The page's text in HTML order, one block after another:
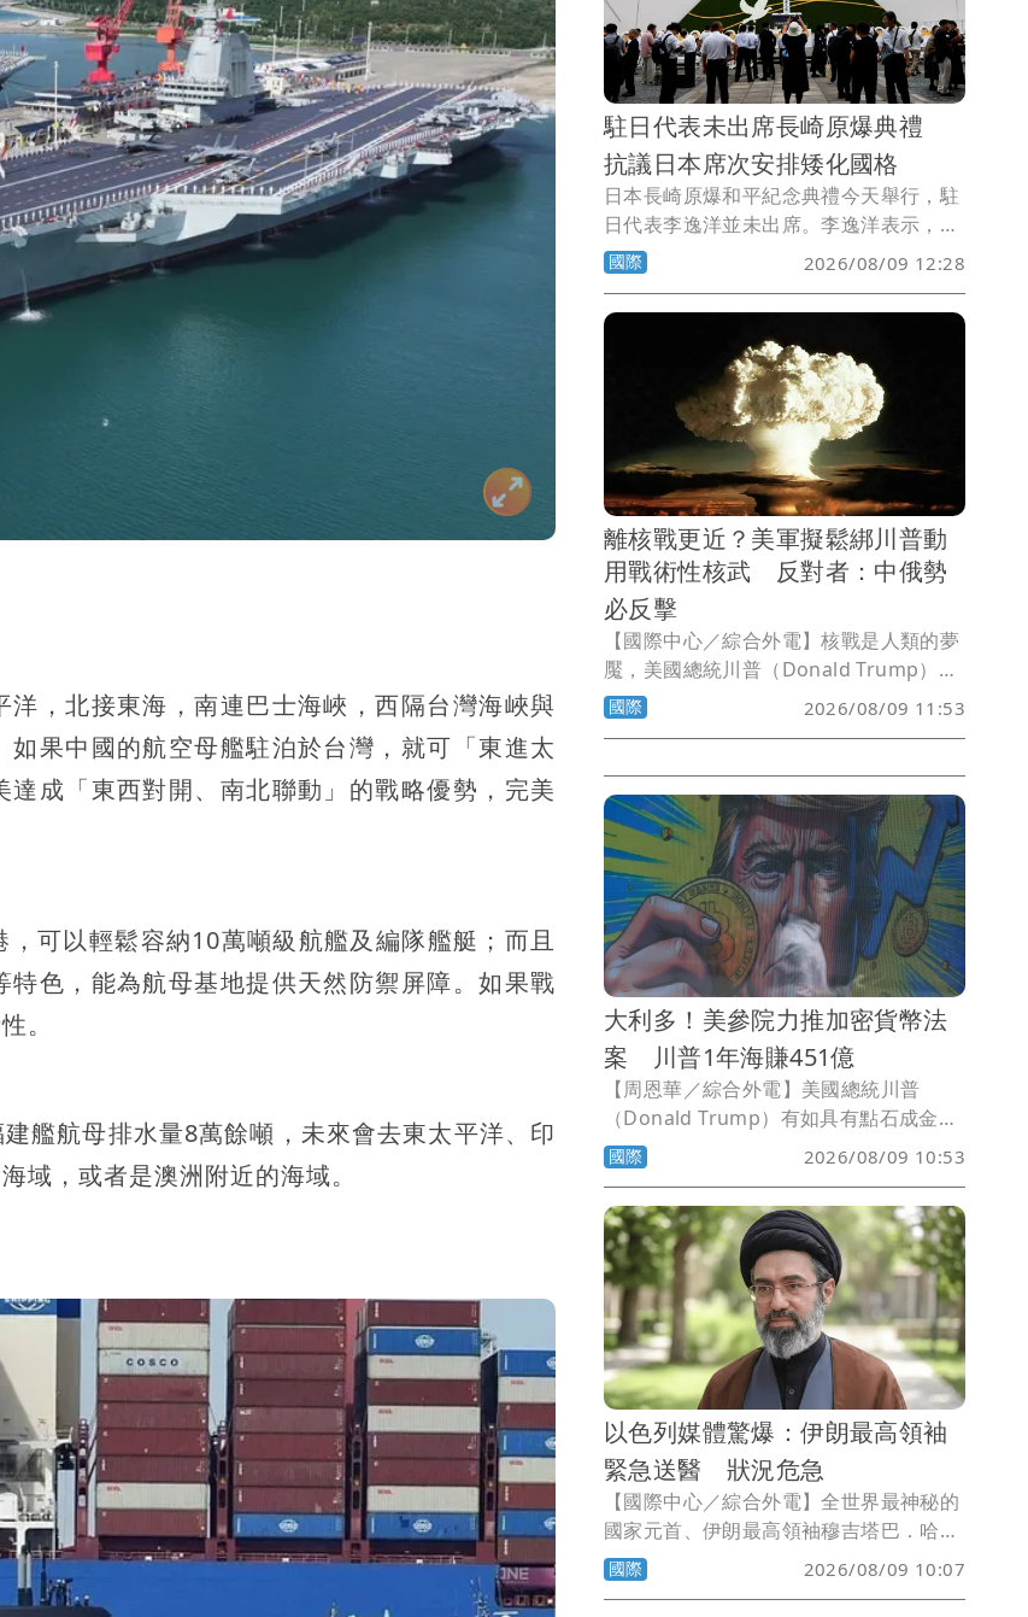
，北接東海，南連巴士海峽，西隔台灣海峽與
果中國的航空母艦駐泊於台灣，就可「東進太
成「東西對開、南北聯動」的戰略優勢，完美
可以輕鬆容納10萬噸級航艦及編隊艦艇；而且
色，能為航母基地提供天然防禦屏障。如果戰
。
艦航母排水量8萬餘噸，未來會去東太平洋、印
域，或者是澳洲附近的海域。
瘦的女子選手在室外解衣，以供男性裁判
檢查！
駐日代表未出席長崎原爆典禮
抗議日本席次安排矮化國格
日本長崎原爆和平紀念典禮今天舉行，駐
日代表李逸洋並未出席。李逸洋表示，長
崎市政府將台灣代表座位安排在使節團區
域之外，刻意矮化台灣國格與國家地位，
台灣因此決定降低出席層級，並對長崎市
政府的安排表達嚴正抗議與譴責。
國際 2026/08/09 12:28
離核戰更近？美軍擬鬆綁川普動
用戰術性核武 反對者：中俄勢
必反擊
【國際中心／綜合外電】核戰是人類的夢
魘，美國總統川普（Donald Trump）發
動對伊朗戰爭的理由之一，就是要摧毀伊
朗製造核武的「潛力」。不過，美國戰爭
意在讓美國總統於日後與中國或俄羅斯爆
發潛在區域衝突時，擁有更多動用短程戰
術核武的彈性選項。有批評者指出，中國
與俄羅斯不可能坐以待斃，一定也會同步
鬆綁戰術核武，反而可能引爆全面核戰。
國際 2026/08/09 11:53
大利多！美參院力推加密貨幣法
案 川普1年海賺451億
【周恩華／綜合外電】美國總統川普
（Donald Trump）有如具有點石成金的
魔力，他力挺比特幣（Bitcoin）等加密
貨幣，並由家族大舉介入加密貨幣經營，
光是去年，川普家族就從比特幣事業中獲
得14億美元（約新台幣451億元）的天價
利潤。現在，連美國國會也加入推動加密
貨幣法案了，美國參議院多數黨領袖圖恩
（John Thune）今天採取行動，推動為
加密貨幣創建監管框架的重大法案。一旦
通過，這將標誌著美國總統川普及加密貨
幣業的巨大勝利。
國際 2026/08/09 10:53
以色列媒體驚爆：伊朗最高領袖
緊急送醫 狀況危急
【國際中心／綜合外電】全世界最神秘的
國家元首、伊朗最高領袖穆吉塔巴．哈米
尼（Mojtaba Khamenei）自上位以來，
從未公開露面，連伊朗外交部長阿拉奇
國際 2026/08/09 10:07